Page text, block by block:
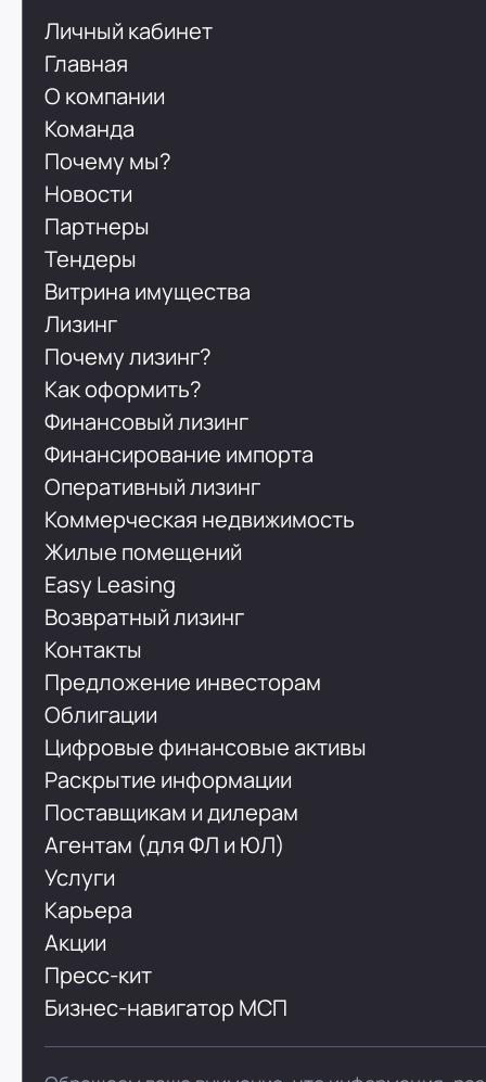
Личный кабинет
Главная
О компании
Команда
Почему мы?
Новости
Партнеры
Тендеры
Витрина имущества
Лизинг
Почему лизинг?
Как оформить?
Финансовый лизинг
Финансирование импорта
Оперативный лизинг
Коммерческая недвижимость
Жилые помещений
Easy Leasing
Возвратный лизинг
Контакты
Предложение инвесторам
Облигации
Цифровые финансовые активы
Раскрытие информации
Поставщикам и дилерам
Агентам (для ФЛ и ЮЛ)
Услуги
Карьера
Акции
Пресс-кит
Бизнес-навигатор МСП